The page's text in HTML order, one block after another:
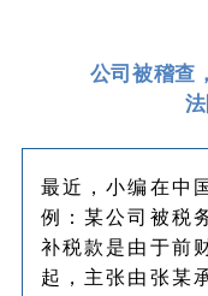
公司被稽查
最近，小编在中
例：某公司被税
补税款是由于前
起，主张由张某